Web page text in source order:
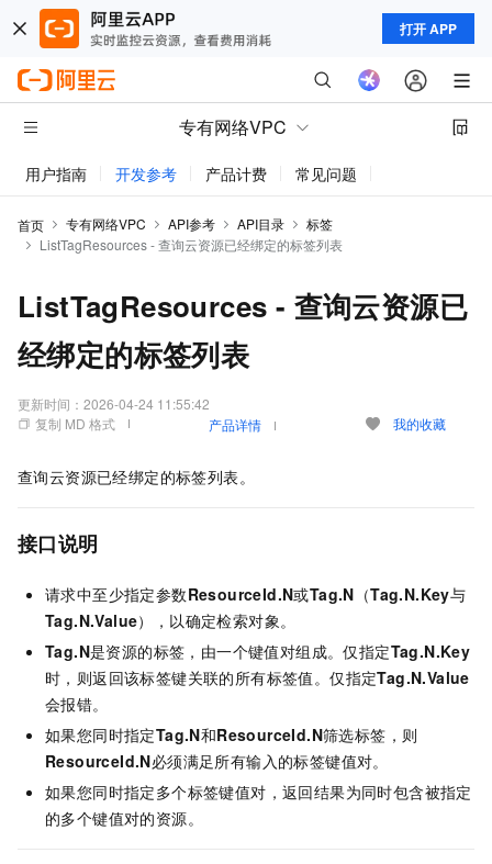
打开 APP
专有网络VPC
用户指南 开发参考 产品计费 常见问题
首页 专有网络VPC API参考 API目录
标签
ListTagResources - 查询云资源已经绑定的标签列表
ListTagResources - 查询云资源已
经绑定的标签列表
更新时间： 2026-04-24 11:55:42
复制 MD 格式
产品详情 我的收藏
查询云资源已经绑定的标签列表。
接口说明
请求中至少指定参数ResourceId.N或Tag.N （Tag.N.Key与
Tag.N.Value），以确定检索对象。
Tag.N是资源的标签，由一个键值对组成。仅指定Tag.N.Key
时，则返回该标签键关联的所有标签值。仅指定Tag.N.Value
会报错。
如果您同时指定Tag.N和ResourceId.N筛选标签，则
ResourceId.N必须满足所有输入的标签键值对。
如果您同时指定多个标签键值对，返回结果为同时包含被指定
的多个键值对的资源。